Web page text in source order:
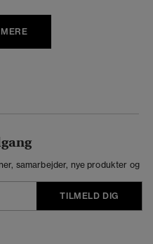
samarbejder, nye produkter og
TILMELD DIG